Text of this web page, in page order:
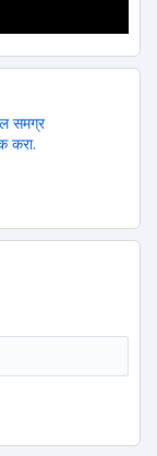
समग्र
करा.